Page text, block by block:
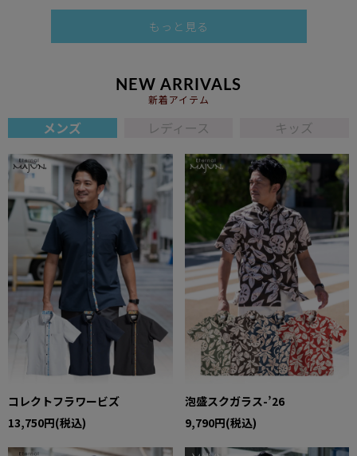
もっと見る
NEW ARRIVALS
新着アイテム
メンズ レディース キッズ
コレクトフラワービズ
13,750円(税込)
泡盛スクガラス-’26
9,790円(税込)